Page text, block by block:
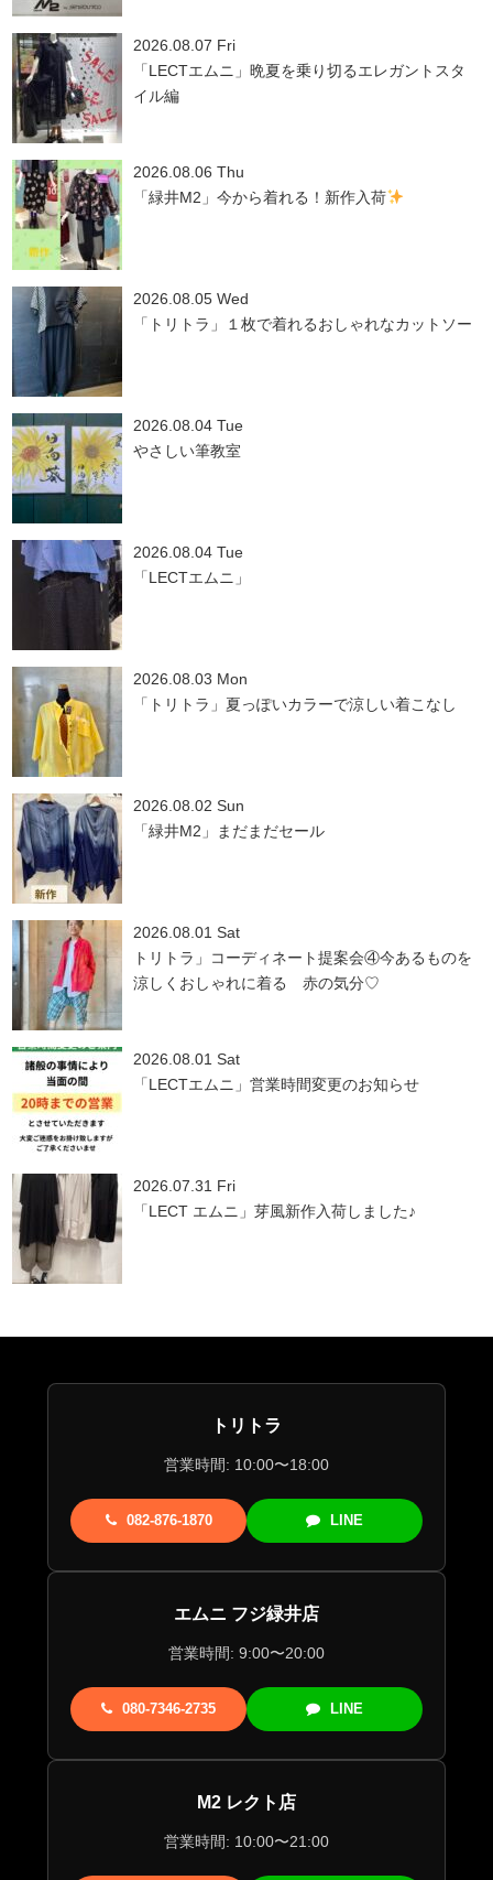
2026.08.07 Fri
「LECTエムニ」晩夏を乗り切るエレガントスタ
イル編
2026.08.06 Thu
「緑井M2」今から着れる！新作入荷
2026.08.05 Wed
「トリトラ」１枚で着れるおしゃれなカットソー
2026.08.04 Tue
やさしい筆教室
2026.08.04 Tue
「LECTエムニ」
2026.08.03 Mon
「トリトラ」夏っぽいカラーで涼しい着こなし
2026.08.02 Sun
「緑井M2」まだまだセール
2026.08.01 Sat
トリトラ」コーディネート提案会④今あるものを
涼しくおしゃれに着る 赤の気分♡
2026.08.01 Sat
「LECTエムニ」営業時間変更のお知らせ
2026.07.31 Fri
「LECT エムニ」芽風新作入荷しました♪
トリトラ
営業時間: 10:00〜18:00
082-876-1870 LINE
エムニ フジ緑井店
営業時間: 9:00〜20:00
080-7346-2735 LINE
M2 レクト店
営業時間: 10:00〜21:00